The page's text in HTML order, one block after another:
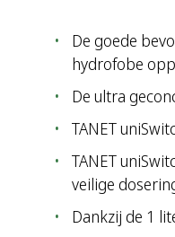
De goede
hydrofobe
De ultra
TANET
TANET
veilige
Dankzij de 1